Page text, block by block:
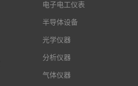
电子电工仪表
半导体设备
光学仪器
分析仪器
气体仪器